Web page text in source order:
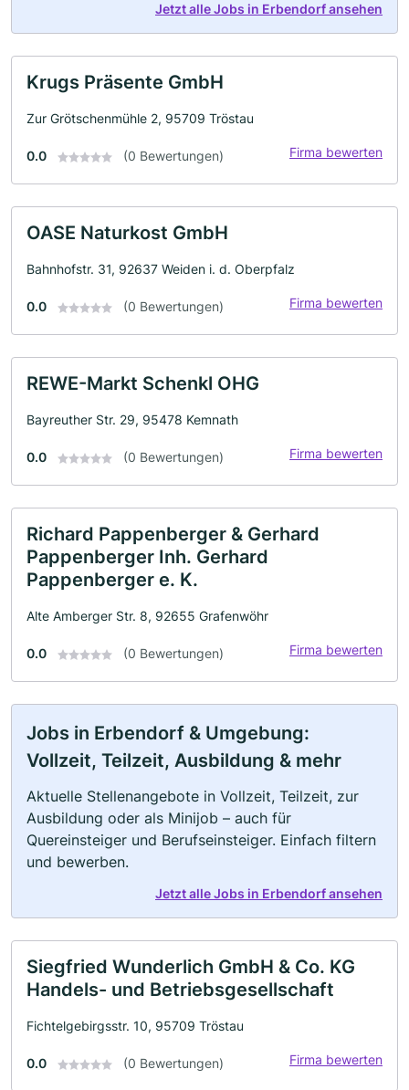
Jetzt alle Jobs in Erbendorf ansehen
Krugs Präsente GmbH
Zur Grötschenmühle 2, 95709 Tröstau
0.0 (0 Bewertungen) Firma bewerten
OASE Naturkost GmbH
Bahnhofstr. 31, 92637 Weiden i. d. Oberpfalz
0.0 (0 Bewertungen) Firma bewerten
REWE-Markt Schenkl OHG
Bayreuther Str. 29, 95478 Kemnath
0.0 (0 Bewertungen) Firma bewerten
Richard Pappenberger & Gerhard
Pappenberger Inh. Gerhard
Pappenberger e. K.
Alte Amberger Str. 8, 92655 Grafenwöhr
0.0 (0 Bewertungen) Firma bewerten
Jobs in Erbendorf & Umgebung:
Vollzeit, Teilzeit, Ausbildung & mehr
Aktuelle Stellenangebote in Vollzeit, Teilzeit, zur
Ausbildung oder als Minijob – auch für
Quereinsteiger und Berufseinsteiger. Einfach filtern
und bewerben.
Jetzt alle Jobs in Erbendorf ansehen
Siegfried Wunderlich GmbH & Co. KG
Handels- und Betriebsgesellschaft
Fichtelgebirgsstr. 10, 95709 Tröstau
0.0 (0 Bewertungen) Firma bewerten